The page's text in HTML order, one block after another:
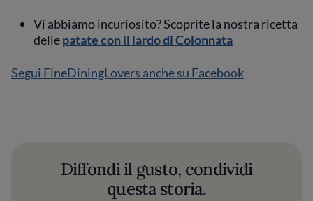
Vi abbiamo incuriosito? Scoprite la nostra ricetta
dellepatate con il lardo di Colonnata
Segui FineDiningLovers anche su Facebook
Diffondi il gusto, condividi
questa storia.